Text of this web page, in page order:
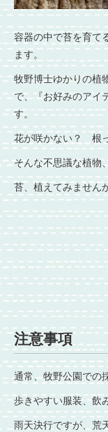
容器の中で苔を育て
ます。
牧野博士ゆかりの植
で、 『お好みのアイ
す。
花が咲かない？ 根
そんな不思議な植物
苔、植えてみません
注意事項
通常、牧野公園での
歩きやすい服装、飲
雨天決行ですが、荒